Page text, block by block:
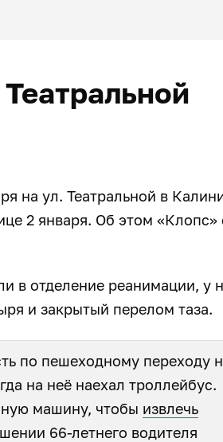
на ул. Театральной в
2 января. Об этом
в отделение реанимации, у
и закрытый перелом таза.
по пешеходному переходу
на неё наехал троллейбус.
машину, чтобы извлечь
66-летнего водителя